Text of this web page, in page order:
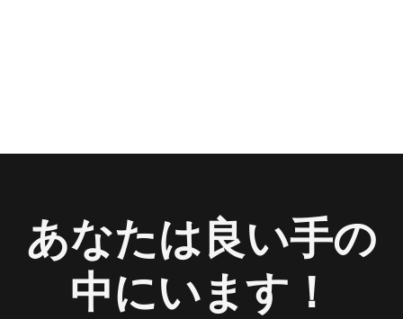
あなたは良い手の
中にいます！